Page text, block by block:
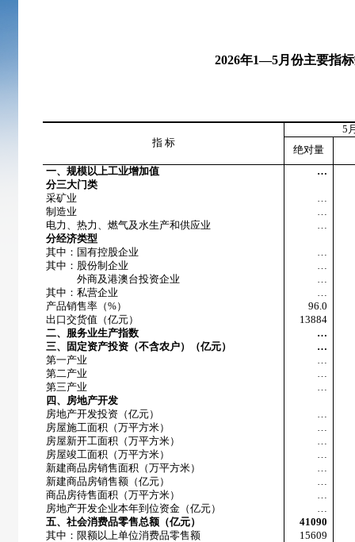
2026年1—5月份主要指
指 标
5
绝对量
一、规模以上工业增加值
…
分三大门类
采矿业
…
制造业
…
电力、热力、燃气及水生产和供应业
…
分经济类型
其中：国有控股企业
…
其中：股份制企业
…
外商及港澳台投资企业
…
其中：私营企业
…
产品销售率（%）
96.0
出口交货值（亿元）
13884
二、服务业生产指数
…
三、固定资产投资（不含农户）（亿元）
…
第一产业
…
第二产业
…
第三产业
…
四、房地产开发
房地产开发投资（亿元）
…
房屋施工面积（万平方米）
…
房屋新开工面积（万平方米）
…
房屋竣工面积（万平方米）
…
新建商品房销售面积（万平方米）
…
新建商品房销售额（亿元）
…
商品房待售面积（万平方米）
…
房地产开发企业本年到位资金（亿元）
…
五、社会消费品零售总额（亿元）
41090
其中：限额以上单位消费品零售额
15609